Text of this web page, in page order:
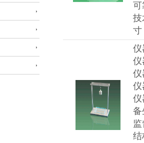
可
技
寸
仪
仪
仪
仪
仪
备
结